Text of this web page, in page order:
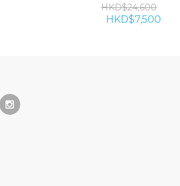
HKD$24,600
HKD$7,500